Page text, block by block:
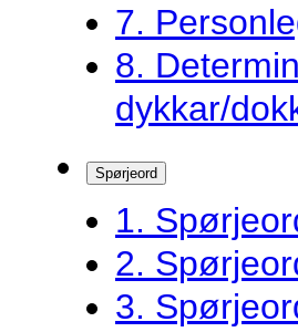
7.
8.
dykkar/
Spørjeord
1.
2.
3.